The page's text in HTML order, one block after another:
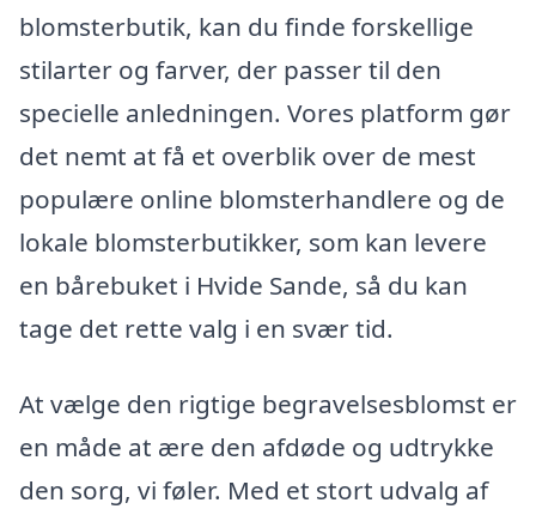
blomsterbutik, kan du finde forskellige
stilarter og farver, der passer til den
specielle anledningen. Vores platform gør
det nemt at få et overblik over de mest
populære online blomsterhandlere og de
lokale blomsterbutikker, som kan levere
en bårebuket i Hvide Sande, så du kan
tage det rette valg i en svær tid.
At vælge den rigtige begravelsesblomst er
en måde at ære den afdøde og udtrykke
den sorg, vi føler. Med et stort udvalg af